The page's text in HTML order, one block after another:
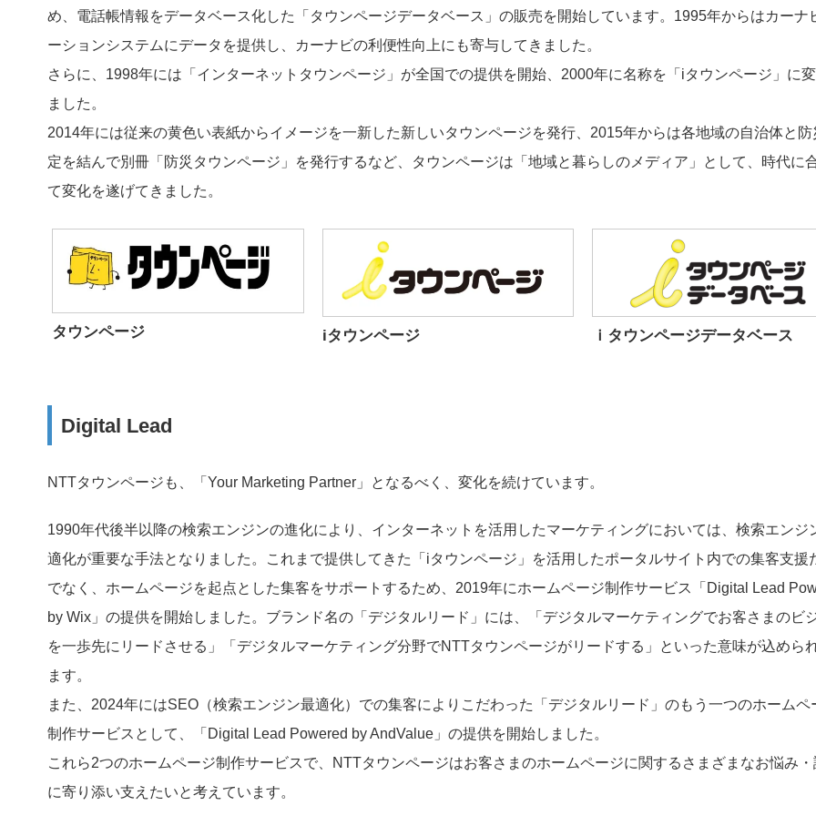
め、電話帳情報をデータベース化した「タウンページデータベース」の販売を開始しています。1995年からはカーナ
ーションシステムにデータを提供し、カーナビの利便性向上にも寄与してきました。
さらに、1998年には「インターネットタウンページ」が全国での提供を開始、2000年に名称を「iタウンページ」に
ました。
2014年には従来の黄色い表紙からイメージを一新した新しいタウンページを発行、2015年からは各地域の自治体と防
定を結んで別冊「防災タウンページ」を発行するなど、タウンページは「地域と暮らしのメディア」として、時代に
て変化を遂げてきました。
タウンページ iタウンページ ｉタウンページデータベース
Digital Lead
NTTタウンページも、「Your Marketing Partner」となるべく、変化を続けています。
1990年代後半以降の検索エンジンの進化により、インターネットを活用したマーケティングにおいては、検索エンジ
適化が重要な手法となりました。これまで提供してきた「iタウンページ」を活用したポータルサイト内での集客支援
でなく、ホームページを起点とした集客をサポートするため、2019年にホームページ制作サービス「Digital Lead
by Wix」の提供を開始しました。ブランド名の「デジタルリード」には、「デジタルマーケティングでお客さまのビ
を一歩先にリードさせる」「デジタルマーケティング分野でNTTタウンページがリードする」といった意味が込めら
ます。
また、2024年にはSEO（検索エンジン最適化）での集客によりこだわった「デジタルリード」のもう一つのホームペ
制作サービスとして、「Digital Lead Powered by AndValue」の提供を開始しました。
これら2つのホームページ制作サービスで、NTTタウンページはお客さまのホームページに関するさまざまなお悩み・
に寄り添い支えたいと考えています。